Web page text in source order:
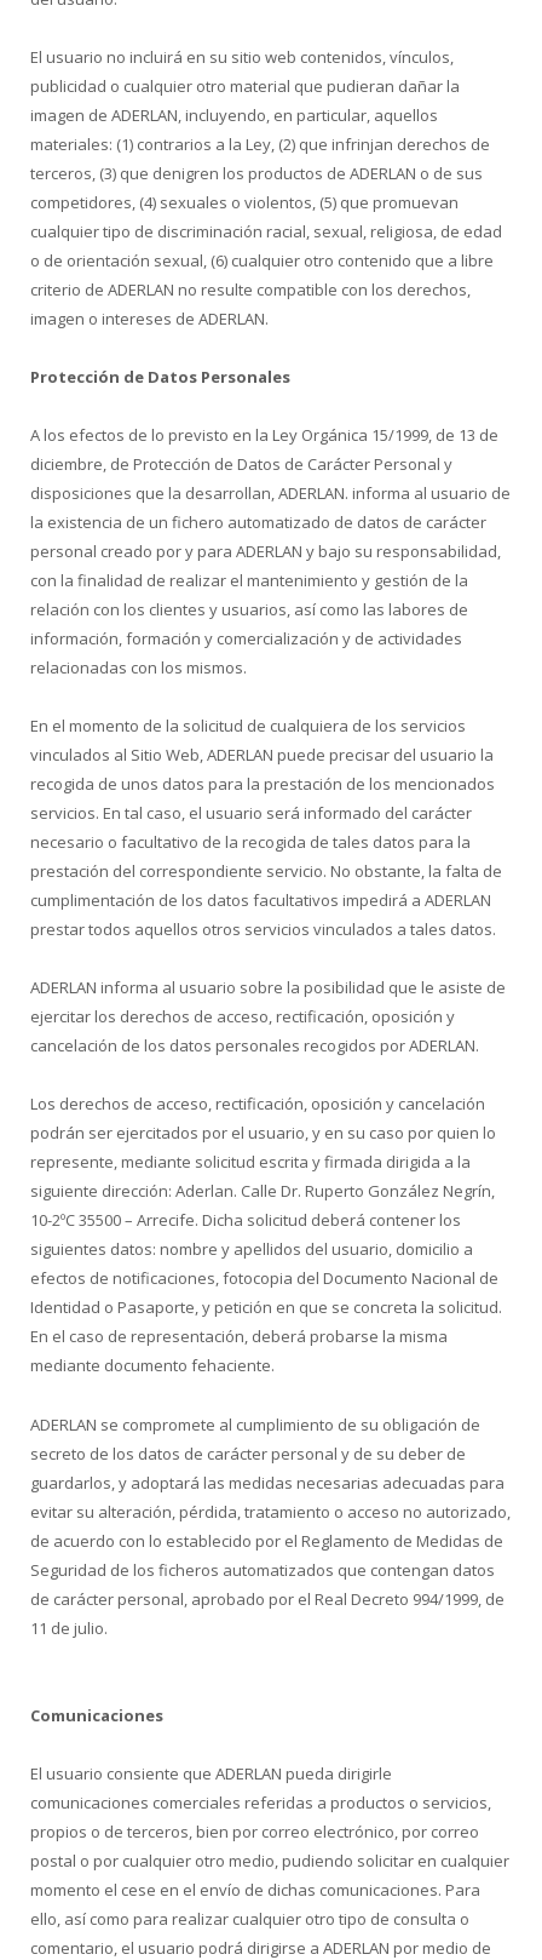
El usuario no incluirá en su sitio web contenidos, vínculos,
publicidad o cualquier otro material que pudieran dañar la
imagen de ADERLAN, incluyendo, en particular, aquellos
materiales: (1) contrarios a la Ley, (2) que infrinjan derechos de
terceros, (3) que denigren los productos de ADERLAN o de sus
competidores, (4) sexuales o violentos, (5) que promuevan
cualquier tipo de discriminación racial, sexual, religiosa, de edad
o de orientación sexual, (6) cualquier otro contenido que a libre
criterio de ADERLAN no resulte compatible con los derechos,
imagen o intereses de ADERLAN.
Protección de Datos Personales
A los efectos de lo previsto en la Ley Orgánica 15/1999, de 13 de
diciembre, de Protección de Datos de Carácter Personal y
disposiciones que la desarrollan, ADERLAN. informa al usuario de
la existencia de un fichero automatizado de datos de carácter
personal creado por y para ADERLAN y bajo su responsabilidad,
con la finalidad de realizar el mantenimiento y gestión de la
relación con los clientes y usuarios, así como las labores de
información, formación y comercialización y de actividades
relacionadas con los mismos.
En el momento de la solicitud de cualquiera de los servicios
vinculados al Sitio Web, ADERLAN puede precisar del usuario la
recogida de unos datos para la prestación de los mencionados
servicios. En tal caso, el usuario será informado del carácter
necesario o facultativo de la recogida de tales datos para la
prestación del correspondiente servicio. No obstante, la falta de
cumplimentación de los datos facultativos impedirá a ADERLAN
prestar todos aquellos otros servicios vinculados a tales datos.
ADERLAN informa al usuario sobre la posibilidad que le asiste de
ejercitar los derechos de acceso, rectificación, oposición y
cancelación de los datos personales recogidos por ADERLAN.
Los derechos de acceso, rectificación, oposición y cancelación
podrán ser ejercitados por el usuario, y en su caso por quien lo
represente, mediante solicitud escrita y firmada dirigida a la
siguiente dirección: Aderlan. Calle Dr. Ruperto González Negrín,
10-2ºC 35500 – Arrecife. Dicha solicitud deberá contener los
siguientes datos: nombre y apellidos del usuario, domicilio a
efectos de notificaciones, fotocopia del Documento Nacional de
Identidad o Pasaporte, y petición en que se concreta la solicitud.
En el caso de representación, deberá probarse la misma
mediante documento fehaciente.
ADERLAN se compromete al cumplimiento de su obligación de
secreto de los datos de carácter personal y de su deber de
guardarlos, y adoptará las medidas necesarias adecuadas para
evitar su alteración, pérdida, tratamiento o acceso no autorizado,
de acuerdo con lo establecido por el Reglamento de Medidas de
Seguridad de los ficheros automatizados que contengan datos
de carácter personal, aprobado por el Real Decreto 994/1999, de
11 de julio.
Comunicaciones
El usuario consiente que ADERLAN pueda dirigirle
comunicaciones comerciales referidas a productos o servicios,
propios o de terceros, bien por correo electrónico, por correo
postal o por cualquier otro medio, pudiendo solicitar en cualquier
momento el cese en el envío de dichas comunicaciones. Para
ello, así como para realizar cualquier otro tipo de consulta o
comentario, el usuario podrá dirigirse a ADERLAN por medio de